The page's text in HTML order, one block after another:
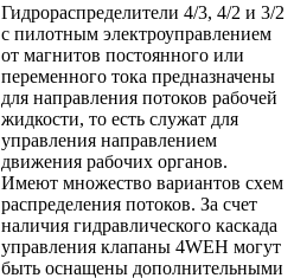
Гидрораспределители 4/3, 4/2 и 3/2
с пилотным электроуправлением
от магнитов постоянного или
переменного тока предназначены
для направления потоков рабочей
жидкости, то есть служат для
управления направлением
движения рабочих органов.
Имеют множество вариантов схем
распределения потоков. За счет
наличия гидравлического каскада
управления клапаны 4WEH могут
быть оснащены дополнительными